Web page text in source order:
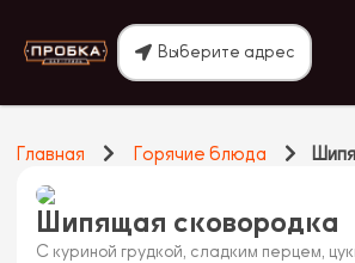
Выберите адрес
Главная Горячие блюда
Шипящая сковородка
С куриной грудкой, сладким перцем,